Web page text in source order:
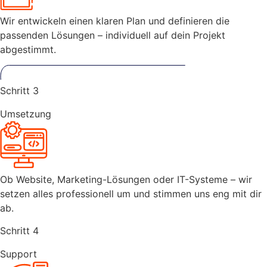
Wir entwickeln einen klaren Plan und definieren die
passenden Lösungen – individuell auf dein Projekt
abgestimmt.
Schritt 3
Umsetzung
Ob Website, Marketing-Lösungen oder IT-Systeme – wir
setzen alles professionell um und stimmen uns eng mit dir
ab.
Schritt 4
Support